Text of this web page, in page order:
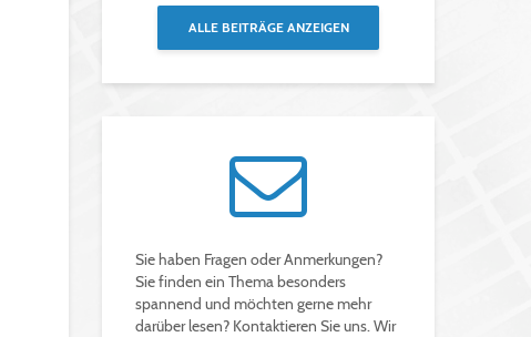
ALLE BEITRÄGE ANZEIGEN
Sie haben Fragen oder Anmerkungen?
Sie finden ein Thema besonders
spannend und möchten gerne mehr
darüber lesen? Kontaktieren Sie uns. Wir